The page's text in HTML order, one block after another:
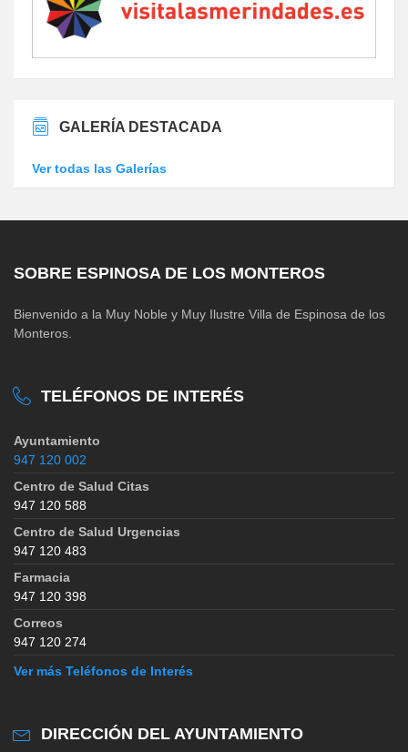
GALERÍA DESTACADA
Ver todas las Galerías
SOBRE ESPINOSA DE LOS MONTEROS
Bienvenido a la Muy Noble y Muy Ilustre Villa de Espinosa de los
Monteros.
TELÉFONOS DE INTERÉS
Ayuntamiento
947 120 002
Centro de Salud Citas
947 120 588
Centro de Salud Urgencias
947 120 483
Farmacia
947 120 398
Correos
947 120 274
Ver más Teléfonos de Interés
DIRECCIÓN DEL AYUNTAMIENTO